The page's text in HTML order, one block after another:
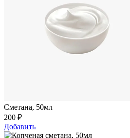
Сметана, 50мл
200 ₽
Добавить